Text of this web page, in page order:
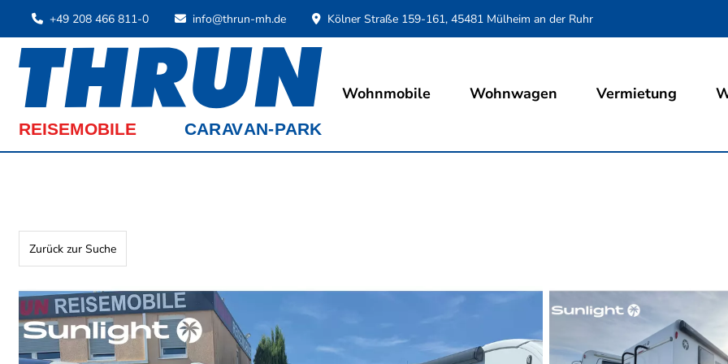
+49 208 466 811-0 info@thrun-mh.de Kölner Straße 159-161, 45481 Mülheim an der Ruhr
Wohnmobile Wohnwagen Vermietung
Zurück zur Suche